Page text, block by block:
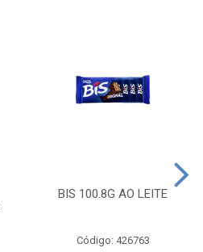
BIS 100.8G AO LEITE
Código: 426763